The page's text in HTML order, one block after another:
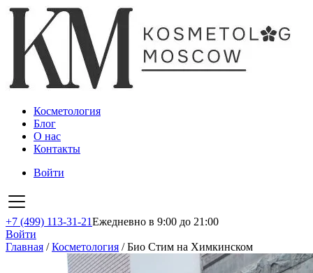
Косметология
Блог
О нас
Контакты
Войти
+7 (499) 113-31-21Ежедневно в 9:00 до 21:00
Войти
Главная /Косметология /Био Стим на Химкинском